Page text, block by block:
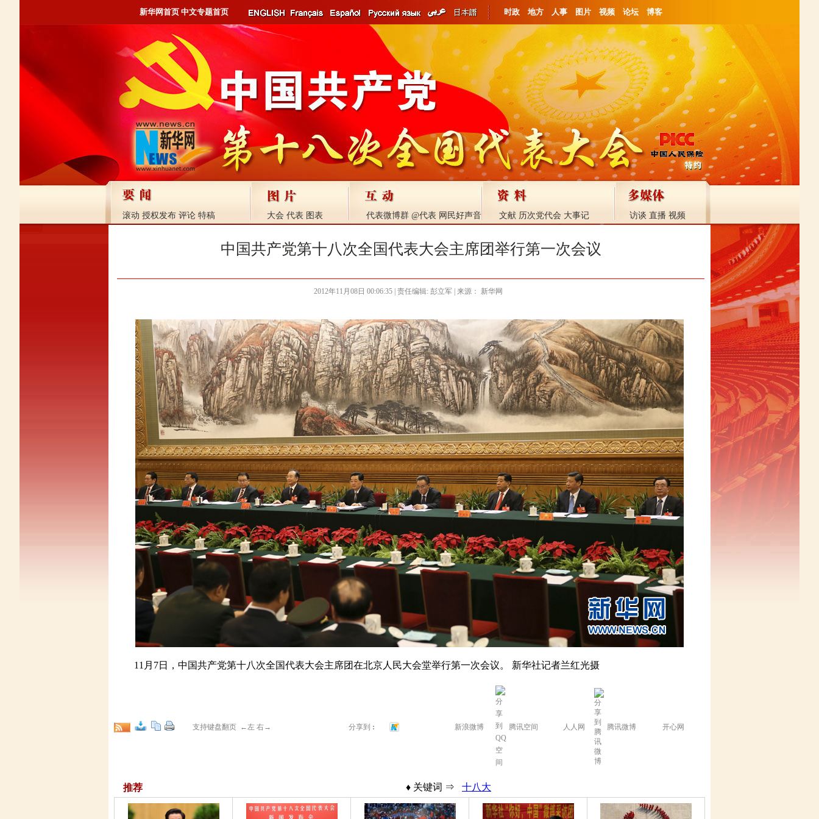
新华网首页 中文专题首页 时政 地方 人事 图片 视频 论坛 博客
滚动 授权发布 评论 特稿 大会 代表 图表 代表微博群 @代表 网民好声音 文献 历次党代会 大事记 访谈 直播 视频
中国共产党第十八次全国代表大会主席团举行第一次会议
2012年11月08日 00:06:35| 责任编辑: 彭立军 | 来源： 新华网
11月7日，中国共产党第十八次全国代表大会主席团在北京人民大会堂举行第一次会议。 新华社记者兰红光摄
支持键盘翻页 ←左 右→ 分享到 : 新浪微博 腾讯空间 人人网 腾讯微博 开心网
推荐 ♦ 关键词 ⇒ 十八大